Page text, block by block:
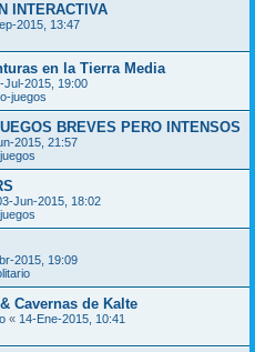
INTERACTIVA
2015, 13:47
en la Tierra Media
Jul-2015, 19:00
juegos
BREVES PERO INTENSOS
2015, 21:57
Jun-2015, 18:02
2015, 19:09
Cavernas de Kalte
« 14-Ene-2015, 10:41